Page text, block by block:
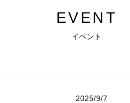
EVENT
イベント
2025/9/7